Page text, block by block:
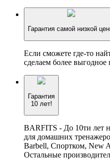
Гарантия самой низкой
Если сможете где-то
сделаем более выгодное
Гарантия
10 лет!
BARFITS - До 10ти лет
для домашних
Barbell, Спортком, New
Остальные